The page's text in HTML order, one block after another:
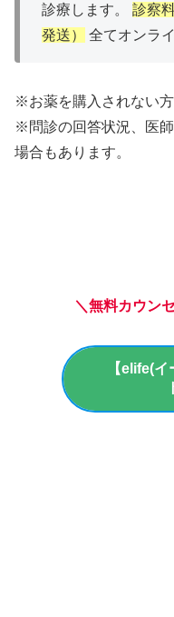
診療します。 診察
発送）
全てオンラ
※お薬を購入されない方
※問診の回答状況、医
場合もあります。
＼無料カウン
【elife(